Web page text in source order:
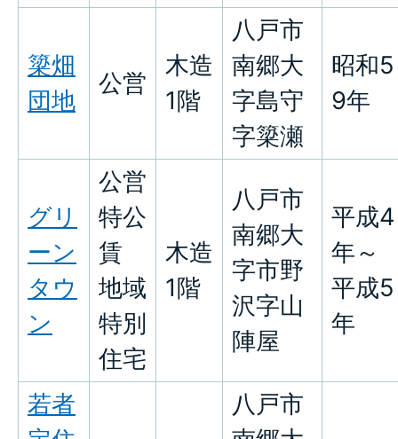
簗畑
団地
公営
木造
1階
八戸市
南郷大
字島守
字簗瀬
昭和5
9年
グリ
ーン
タウ
ン
公営
特公
賃
地域
特別
住宅
木造
1階
八戸市
南郷大
字市野
沢字山
陣屋
平成4
年～
平成5
年
若者
八戸市